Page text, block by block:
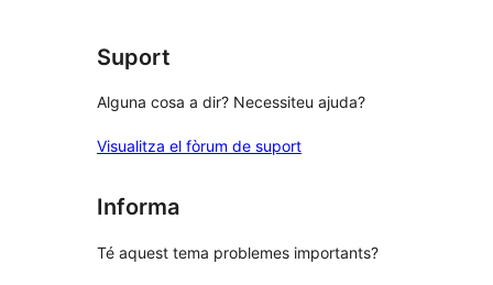
Suport
Alguna cosa a dir? Necessiteu ajuda?
Visualitza el fòrum de suport
Informa
Té aquest tema problemes importants?